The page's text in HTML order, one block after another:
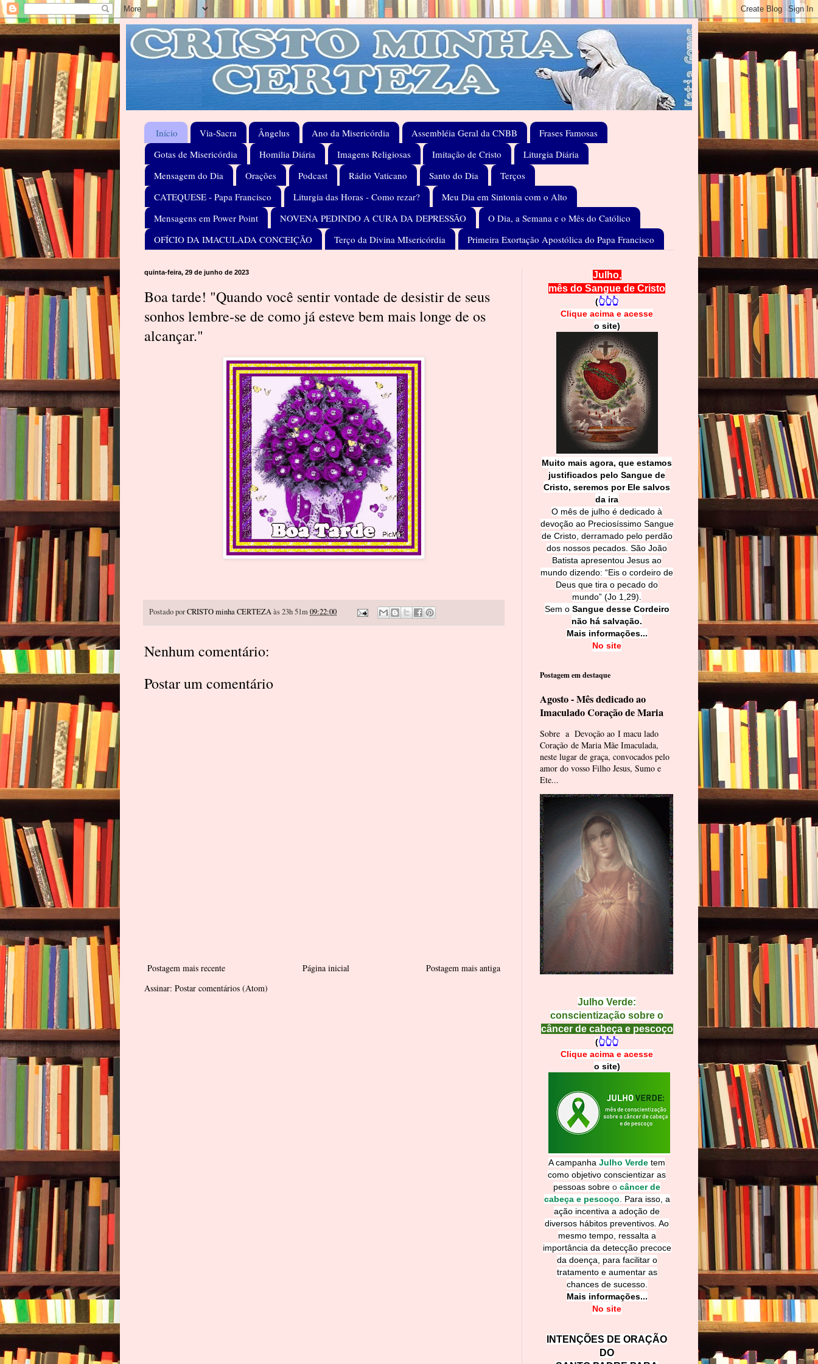
Início Via-Sacra Ângelus Ano da Misericórdia Assembléia Geral da CNBB
Frases Famosas
Gotas de Misericórdia
Homilia Diária Imagens Religiosas Imitação de Cristo
Liturgia Diária
Mensagem do Dia
Orações Podcast Rádio Vaticano Santo do Dia
Terços
CATEQUESE - Papa Francisco
Liturgia das Horas - Como rezar?
Meu Dia em Sintonia com o Alto
Mensagens em Power Point
NOVENA PEDINDO A CURA DA DEPRESSÃO
O Dia, a Semana e o Mês do Católico
OFÍCIO DA IMACULADA CONCEIÇÃO
Terço da Divina MIsericórdia Primeira Exortação Apostólica do Papa Francisco
quinta-feira, 29 de junho de 2023
Boa tarde! "Quando você sentir vontade de desistir de seus
sonhos lembre-se de como já esteve bem mais longe de os
alcançar."
Postado porCRISTO minha CERTEZAàs 23h 51m09:22:00
Nenhum comentário:
Postar um comentário
Postagem mais recente Postagem mais antiga
Página inicial
Assinar: Postar comentários (Atom)
Julho,
mês do Sangue de Cristo
(👆👆👆
Clique acima e acesse
o site)
Muito mais agora, que estamos
justificados pelo Sangue de
Cristo, seremos por Ele salvos
da ira
O mês de julho é dedicado à
devoção ao Preciosíssimo Sangue
de Cristo, derramado pelo perdão
dos nossos pecados. São João
Batista apresentou Jesus ao
mundo dizendo: “Eis o cordeiro de
Deus que tira o pecado do
mundo” (Jo 1,29).
Sem o Sangue desse Cordeiro
não há salvação.
Mais informações...
No site
Postagem em destaque
Agosto - Mês dedicado ao
Imaculado Coração de Maria
Sobre a Devoção ao I macu lado
Coração de Maria Mãe Imaculada,
neste lugar de graça, convocados pelo
amor do vosso Filho Jesus, Sumo e
Ete...
Julho Verde:
conscientização sobre o
câncer de cabeça e pescoço
(👆👆👆
Clique acima e acesse
o site)
A campanha Julho Verde tem
como objetivo conscientizar as
pessoas sobre o câncer de
cabeça e pescoço
Para isso, a
ação incentiva a adoção de
diversos hábitos preventivos. Ao
mesmo tempo, ressalta a
importância da detecção precoce
da doença, para facilitar o
tratamento e aumentar as
chances de sucesso.
Mais informações...
No site
INTENÇÕES DE ORAÇÃO
DO